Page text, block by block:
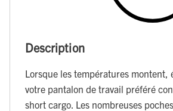
Description
Lorsque les températures montent,
votre pantalon de travail préféré
short cargo. Les nombreuses